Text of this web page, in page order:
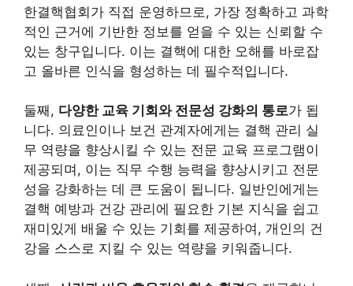
한결핵협회가 직접 운영하므로, 가장 정확하고 과학
적인 근거에 기반한 정보를 얻을 수 있는 신뢰할 수
있는 창구입니다. 이는 결핵에 대한 오해를 바로잡
고 올바른 인식을 형성하는 데 필수적입니다.
둘째, 다양한 교육 기회와 전문성 강화의 통로가 됩
니다. 의료인이나 보건 관계자에게는 결핵 관리 실
무 역량을 향상시킬 수 있는 전문 교육 프로그램이
제공되며, 이는 직무 수행 능력을 향상시키고 전문
성을 강화하는 데 큰 도움이 됩니다. 일반인에게는
결핵 예방과 건강 관리에 필요한 기본 지식을 쉽고
재미있게 배울 수 있는 기회를 제공하여, 개인의 건
강을 스스로 지킬 수 있는 역량을 키워줍니다.